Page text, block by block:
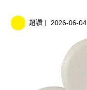
超讚 | 2026-06-04